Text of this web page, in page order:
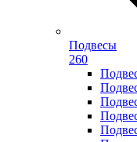
Подвесы
260